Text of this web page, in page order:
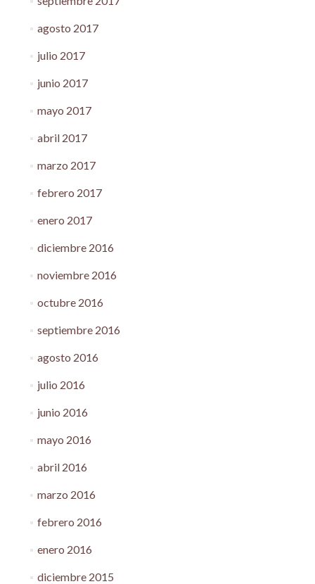
agosto 2017
julio 2017
junio 2017
mayo 2017
abril 2017
marzo 2017
febrero 2017
enero 2017
diciembre 2016
noviembre 2016
octubre 2016
septiembre 2016
agosto 2016
julio 2016
junio 2016
mayo 2016
abril 2016
marzo 2016
febrero 2016
enero 2016
diciembre 2015